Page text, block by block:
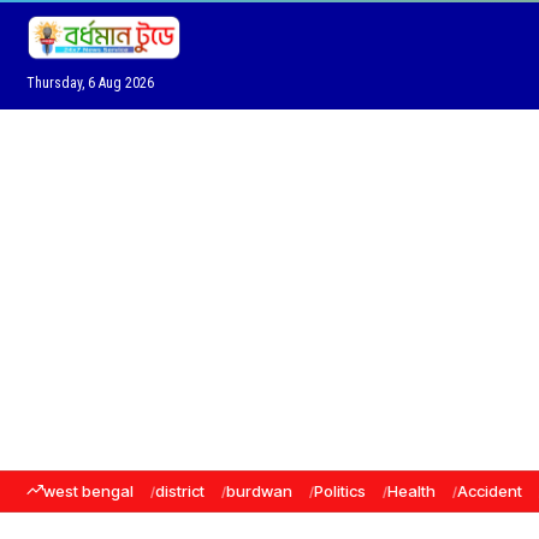
Thursday, 6 Aug 2026
west bengal district burdwan Politics Health Accident